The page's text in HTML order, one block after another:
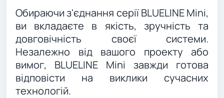
Обираючи з'єднання серії BLUELINE Mini,
ви вкладаєте в якість, зручність та
довговічність своєї системи.
Незалежно від вашого проекту або
вимог, BLUELINE Mini завжди готова
відповісти на виклики сучасних
технологій.